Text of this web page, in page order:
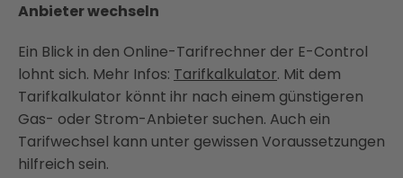
Anbieter wechseln
Ein Blick in den Online-Tarifrechner der E-Control
lohnt sich. Mehr Infos: Tarifkalkulator. Mit dem
Tarifkalkulator könnt ihr nach einem günstigeren
Gas- oder Strom-Anbieter suchen. Auch ein
Tarifwechsel kann unter gewissen Voraussetzungen
hilfreich sein.